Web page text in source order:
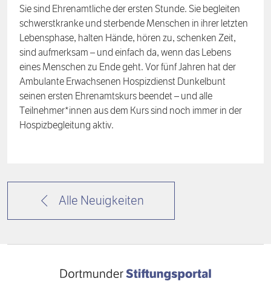
Sie sind Ehrenamtliche der ersten Stunde. Sie begleiten
schwerstkranke und sterbende Menschen in ihrer letzten
Lebensphase, halten Hände, hören zu, schenken Zeit,
sind aufmerksam – und einfach da, wenn das Lebens
eines Menschen zu Ende geht. Vor fünf Jahren hat der
Ambulante Erwachsenen Hospizdienst Dunkelbunt
seinen ersten Ehrenamtskurs beendet – und alle
Teilnehmer*innen aus dem Kurs sind noch immer in der
Hospizbegleitung aktiv.
Alle Neuigkeiten